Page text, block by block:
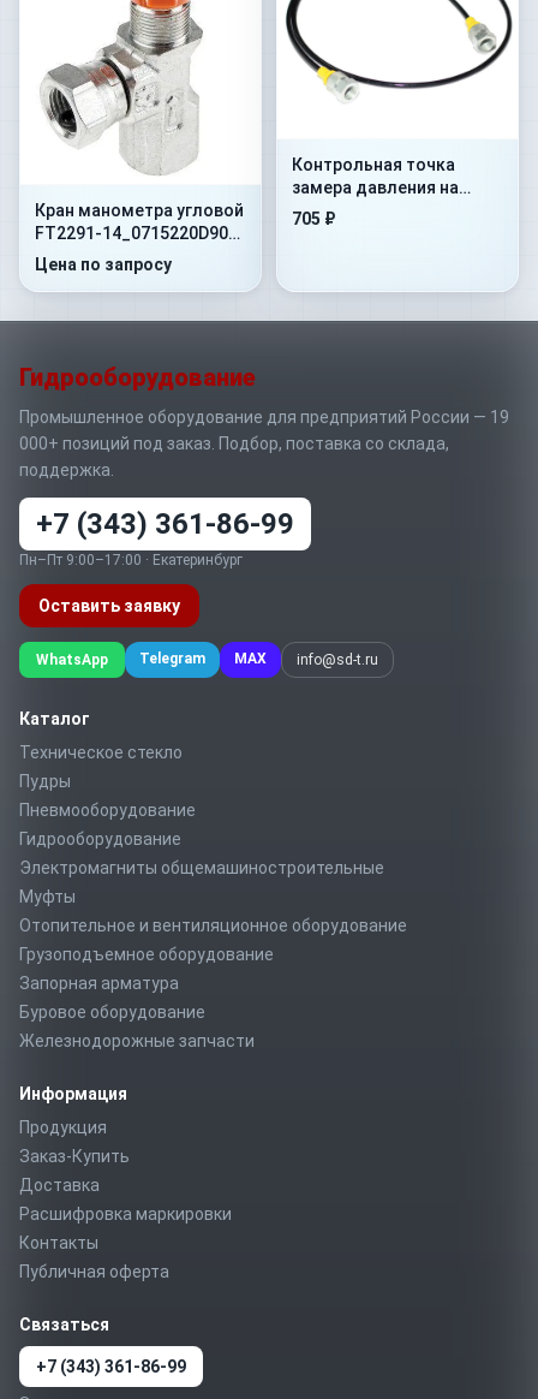
Кран манометра угловой
FT2291-14_0715220D90
400 Бар 1/4"NPT -60
Цена по запросу
Контрольная точка
замера давления на
гибком шланге Flex.
705 ₽
Гидрооборудование
Промышленное оборудование для предприятий России — 19
000+ позиций под заказ. Подбор, поставка со склада,
поддержка.
+7 (343) 361-86-99
Пн–Пт 9:00–17:00 · Екатеринбург
Оставить заявку
WhatsApp Telegram MAX info@sd-t.ru
Каталог
Техническое стекло
Пудры
Пневмооборудование
Гидрооборудование
Электромагниты общемашиностроительные
Муфты
Отопительное и вентиляционное оборудование
Грузоподъемное оборудование
Запорная арматура
Буровое оборудование
Железнодорожные запчасти
Информация
Продукция
Заказ-Купить
Доставка
Расшифровка маркировки
Контакты
Публичная оферта
Связаться
+7 (343) 361-86-99